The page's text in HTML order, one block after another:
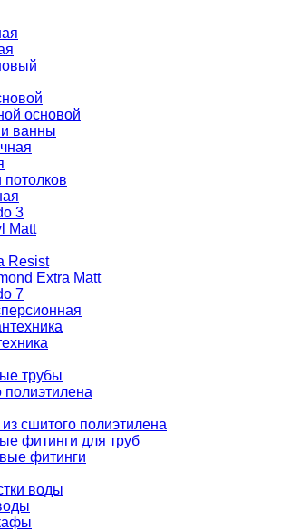
основой
и ванны
потолков
3
Matt
Resist
Extra Matt
7
трубы
полиэтилена
сшитого полиэтилена
фитинги для труб
фитинги
воды